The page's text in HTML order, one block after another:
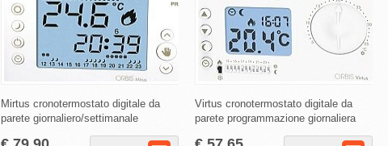
Mirtus cronotermostato digitale da
parete giornaliero/settimanale
Virtus cronotermostato digitale da
parete programmazione giornaliera